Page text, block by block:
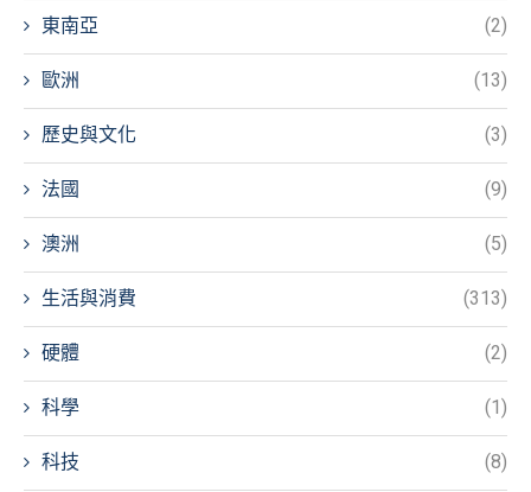
東南亞 (2)
歐洲 (13)
歷史與文化 (3)
法國 (9)
澳洲 (5)
生活與消費 (313)
硬體 (2)
科學 (1)
科技 (8)